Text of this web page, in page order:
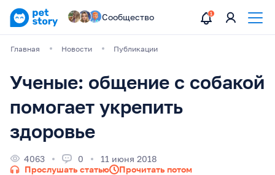
Сообщество
Главная Новости Публикации
Ученые: общение с собакой
помогает укрепить
здоровье
4063 0
11 июня 2018
Прослушать статью
Прочитать потом